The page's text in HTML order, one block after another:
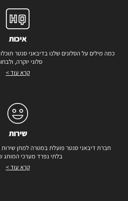
איכות
כמה מילים על הסלונים שלנו בדיבאני סנטר
סלוני יוקרה,
קרא עוד >
שירות
חברת דיבאני סנטר פועלת במטרה למתן שירות
בלתי נפרד מערכי המותג
קרא עוד >